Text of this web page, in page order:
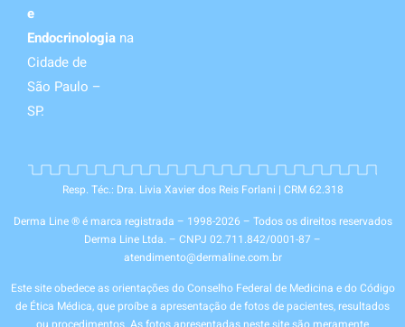
e
Endocrinologia na
Cidade de
São Paulo –
SP.
Resp. Téc.: Dra. Livia Xavier dos Reis Forlani | CRM 62.318
Derma Line ® é marca registrada – 1998-2026 – Todos os direitos reservados
Derma Line Ltda. – CNPJ 02.711.842/0001-87 –
atendimento@dermaline.com.br
Este site obedece as orientações do Conselho Federal de Medicina e do Código
de Ética Médica, que proíbe a apresentação de fotos de pacientes, resultados